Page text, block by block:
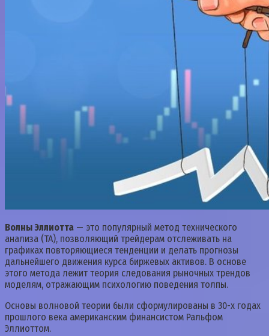
Волны Эллиотта — это популярный метод технического
анализа (ТА), позволяющий трейдерам отслеживать на
графиках повторяющиеся тенденции и делать прогнозы
дальнейшего движения курса биржевых активов. В основе
этого метода лежит теория следования рыночных трендов
моделям, отражающим психологию поведения толпы.
Основы волновой теории были сформулированы в 30-х годах
прошлого века американским финансистом Ральфом
Эллиоттом.